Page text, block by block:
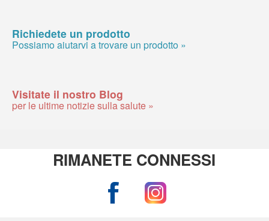
Richiedete un prodotto
Possiamo aiutarvi a trovare un prodotto »
Visitate il nostro Blog
per le ultime notizie sulla salute »
RIMANETE CONNESSI